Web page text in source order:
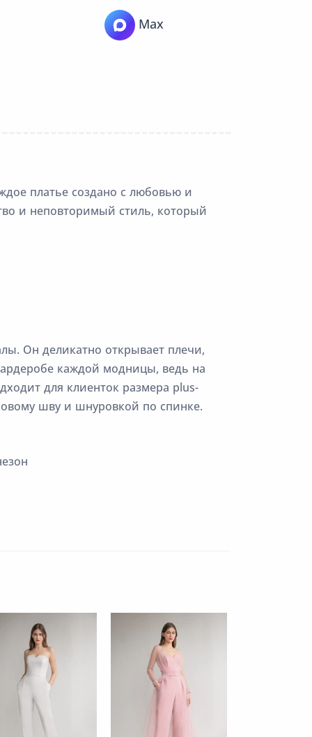
Max
платье создано с любовью и
и неповторимый стиль, который
Он деликатно открывает плечи,
каждой модницы, ведь на
для клиенток размера plus-
шву и шнуровкой по спинке.